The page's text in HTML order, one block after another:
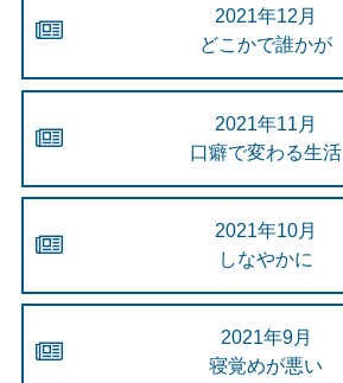
2021年12月
どこかで誰かが
2021年11月
口癖で変わる生活
2021年10月
しなやかに
2021年9月
寝覚めが悪い